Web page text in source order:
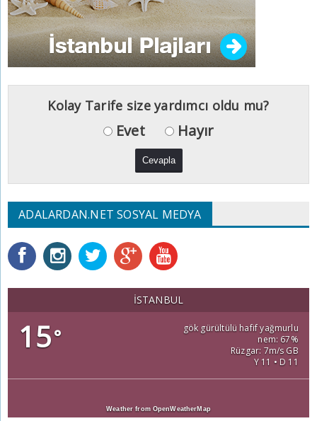
Kolay Tarife size yardımcı oldu mu?
Evet Hayır
ADALARDAN.NET SOSYAL MEDYA
İSTANBUL
15°
gök gürültülü hafif yağmurlu
nem: 67%
Rüzgar: 7m/s GB
Y 11 • D 11
Weather from OpenWeatherMap